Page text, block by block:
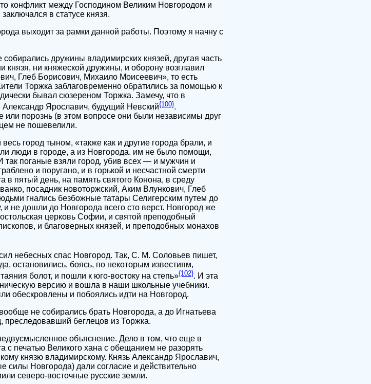
конфликт между Господином Великим Новгородом и
в статусе князя.
выходит за рамки данной работы. Поэтому я начну с
собирались дружины владимирских князей, другая часть
князя, ни княжеской дружины, и оборону возглавил
Глеб Борисович, Михаило Моисеевич», то есть
Торжка заблаговременно обратились за помощью к
бывал сюзереном Торжка. Замечу, что в
Ярославич, будущий Невский{100}.
или порознь (в этом вопросе они были независимы друг
не пошевелили.
город тыном, «также как и другие города брали, и
люди в городе, а из Новгорода. им не было помощи,
поганые взяли город, убив всех — и мужчин и
и поругано, и в горькой и несчастной смерти
в пятый день, на память святого Конона, в среду
посадник новоторжский, Аким Влункович, Глеб
гнались безбожные татары Селигерским путем до
и не дошли до Новгорода всего сто верст. Новгород же
церковь Софии, и святой преподобный
и благоверных князей, и преподобных монахов
небесных спас Новгород. Так, С. М. Соловьев пишет,
остановились, боясь, по некоторым известиям,
болот, и пошли к юго-востоку на степь»{102}. И эта
версию и вошла в наши школьные учебники.
обескровлены и побоялись идти на Новгород.
не собирались брать Новгорода, а до Игнатьева
преследовавший беглецов из Торжка.
объяснение. Дело в том, что еще в
с печатью Великого хана с обещанием не разорять
князю владимирскому. Князь Александр Ярославич,
силы Новгорода) дали согласие и действительно
северо-восточные русские земли.